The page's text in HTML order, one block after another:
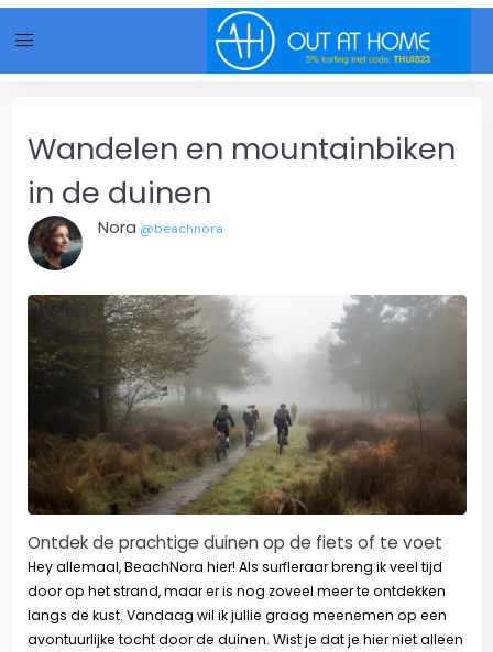
menu
Wandelen en mountainbiken
in de duinen
Nora @beachnora
Ontdek de prachtige duinen op de fiets of te voet
Hey allemaal, BeachNora hier! Als surfleraar breng ik veel tijd
door op het strand, maar er is nog zoveel meer te ontdekken
langs de kust. Vandaag wil ik jullie graag meenemen op een
avontuurlijke tocht door de duinen. Wist je dat je hier niet alleen